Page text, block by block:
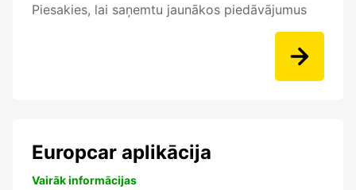
Piesakies, lai saņemtu jaunākos piedāvājumus
Europcar aplikācija
Vairāk informācijas